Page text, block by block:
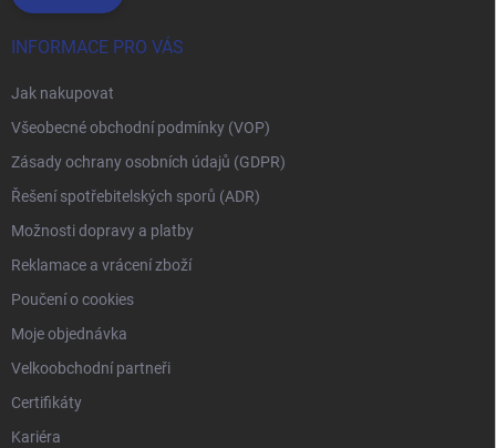
INFORMACE PRO VÁS
Jak nakupovat
Všeobecné obchodní podmínky (VOP)
Zásady ochrany osobních údajů (GDPR)
Řešení spotřebitelských sporů (ADR)
Možnosti dopravy a platby
Reklamace a vrácení zboží
Poučení o cookies
Moje objednávka
Velkoobchodní partneři
Certifikáty
Kariéra